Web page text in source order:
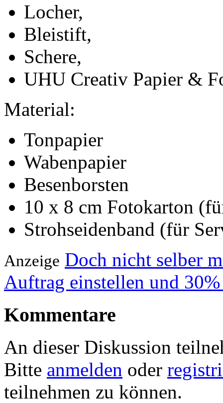
Locher,
Bleistift,
Schere,
UHU Creativ Papier &
Material:
Tonpapier
Wabenpapier
Besenborsten
10 x 8 cm Fotokarton
Strohseidenband (für
Anzeige Doch nicht selber
Auftrag einstellen und
Kommentare
An dieser Diskussion
Bitte anmelden oder
teilnehmen zu können.